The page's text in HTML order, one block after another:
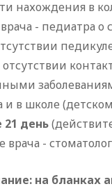
нахождения в
- педиатра о
и в школе
21 день
врача -
на бланках